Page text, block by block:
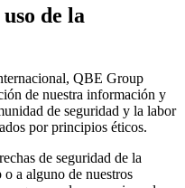
de la
QBE Group
de nuestra información y
de seguridad y la labor
por principios éticos.
de seguridad de la
a alguno de nuestros